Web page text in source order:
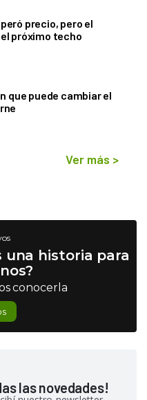
precio, pero el
próximo techo
que puede cambiar el
Ver más >
una historia para
conocerla
las novedades!